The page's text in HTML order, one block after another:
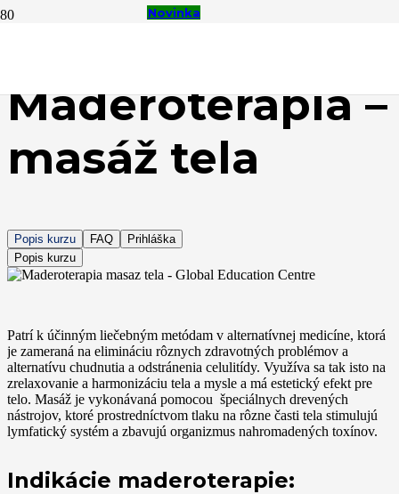
Maderoterapia –
masáž tela
Popis kurzu FAQ
Prihláška
Popis kurzu
Patrí k účinným liečebným metódam v alternatívnej medicíne, ktorá
je zameraná na elimináciu rôznych zdravotných problémov a
alternatívu chudnutia a odstránenia celulitídy. Využíva sa tak isto na
zrelaxovanie a harmonizáciu tela a mysle a má estetický efekt pre
telo. Masáž je vykonávaná pomocou špeciálnych drevených
nástrojov, ktoré prostredníctvom tlaku na rôzne časti tela stimulujú
lymfatický systém a zbavujú organizmus nahromadených toxínov.
Indikácie maderoterapie:
Horúce
Novinka
Novinka
Novinka